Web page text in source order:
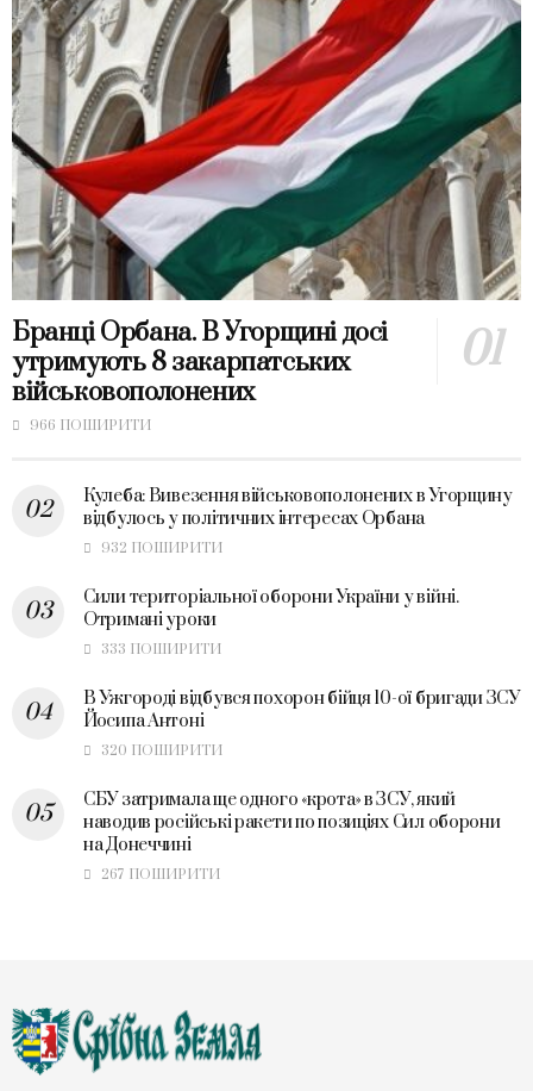
Бранці Орбана. В Угорщині досі
утримують 8 закарпатських
військовополонених
966 ПОШИРИТИ
Кулеба: Вивезення військовополонених в Угорщину
відбулось у політичних інтересах Орбана
932 ПОШИРИТИ
Сили територіальної оборони України у війні.
Отримані уроки
333 ПОШИРИТИ
В Ужгороді відбувся похорон бійця 10-ої бригади ЗСУ
Йосипа Антоні
320 ПОШИРИТИ
СБУ затримала ще одного «крота» в ЗСУ, який
наводив російські ракети по позиціях Сил оборони
на Донеччині
267 ПОШИРИТИ